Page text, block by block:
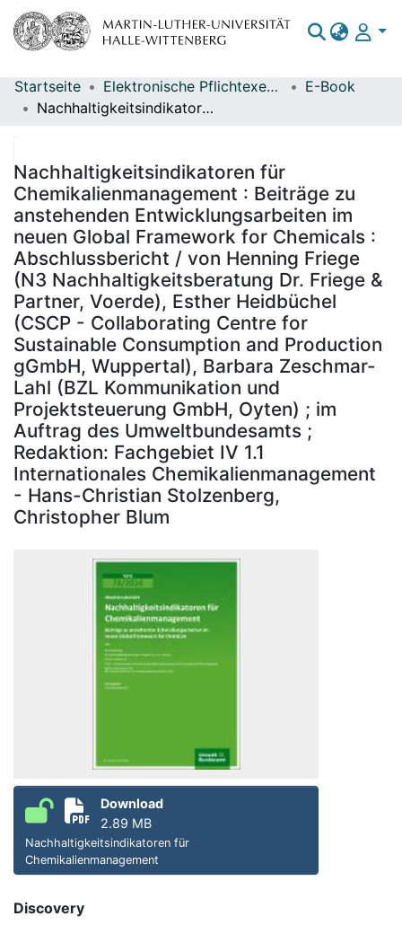
Bereiche & Sammlungen
Statistiken
Startseite Elektronische Pflichtexemplare
E-Book
Nachhaltigkeitsindikatoren für Chemikalienmanagement : Beiträge zu anstehenden Entwicklungsarbeiten im neuen Global Framework for Chemicals : Abschlussbericht / von Henning Friege (N3 Nachhaltigkeitsberatung Dr. Friege & Partner, Voerde), Esther Heidbüchel (CSCP - Collaborating Centre for Sustainable Consumption and Production gGmbH, Wuppertal), Barbara Zeschmar-Lahl (BZL Kommunikation und Projektsteuerung GmbH, Oyten) ; im Auftrag des Umweltbundesamts ; Redaktion: Fachgebiet IV 1.1 Internationales Chemikalienmanagement - Hans-Christian Stolzenberg, Christopher Blum
Nachhaltigkeitsindikatoren für
Chemikalienmanagement : Beiträge zu
anstehenden Entwicklungsarbeiten im
neuen Global Framework for Chemicals :
Abschlussbericht / von Henning Friege
(N3 Nachhaltigkeitsberatung Dr. Friege &
Partner, Voerde), Esther Heidbüchel
(CSCP - Collaborating Centre for
Sustainable Consumption and Production
gGmbH, Wuppertal), Barbara Zeschmar-
Lahl (BZL Kommunikation und
Projektsteuerung GmbH, Oyten) ; im
Auftrag des Umweltbundesamts ;
Redaktion: Fachgebiet IV 1.1
Internationales Chemikalienmanagement
- Hans-Christian Stolzenberg,
Christopher Blum
Download
2.89 MB
Nachhaltigkeitsindikatoren für
Chemikalienmanagement
Discovery